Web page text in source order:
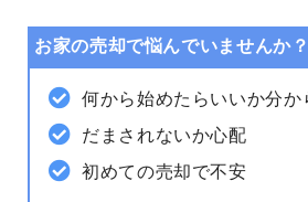
お家の売却で悩んでいませんか？
何から始めたらいいか分か
だまされないか心配
初めての売却で不安